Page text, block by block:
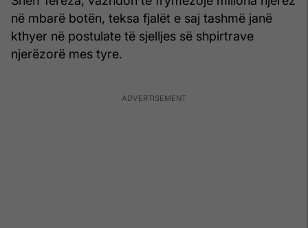
në mbarë botën, teksa fjalët e saj tashmë janë
kthyer në postulate të sjelljes së shpirtrave
njerëzorë mes tyre.